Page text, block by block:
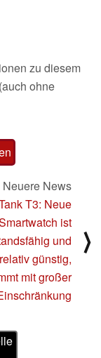
zu diesem
ohne
Neuere News
T3: Neue
ist
und
günstig,
mit großer
⟩